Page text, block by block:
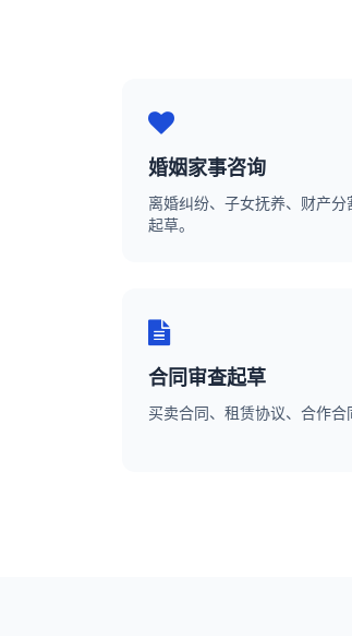
婚姻家事咨询
离婚纠纷、子女抚养、财产
起草。
合同审查起草
买卖合同、租赁协议、合作合